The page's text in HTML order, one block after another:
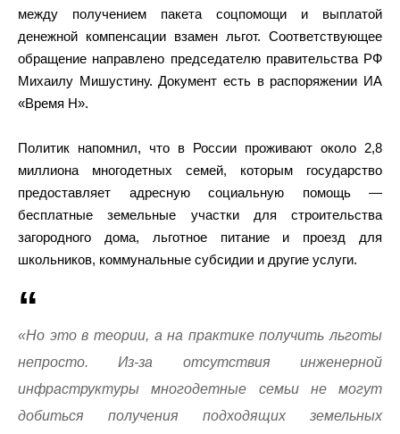
между получением пакета соцпомощи и выплатой
денежной компенсации взамен льгот. Соответствующее
обращение направлено председателю правительства РФ
Михаилу Мишустину. Документ есть в распоряжении ИА
«Время Н».
Политик напомнил, что в России проживают около 2,8
миллиона многодетных семей, которым государство
предоставляет адресную социальную помощь —
бесплатные земельные участки для строительства
загородного дома, льготное питание и проезд для
школьников, коммунальные субсидии и другие услуги.
«Но это в теории, а на практике получить льготы
непросто. Из-за отсутствия инженерной
инфраструктуры многодетные семьи не могут
добиться получения подходящих земельных